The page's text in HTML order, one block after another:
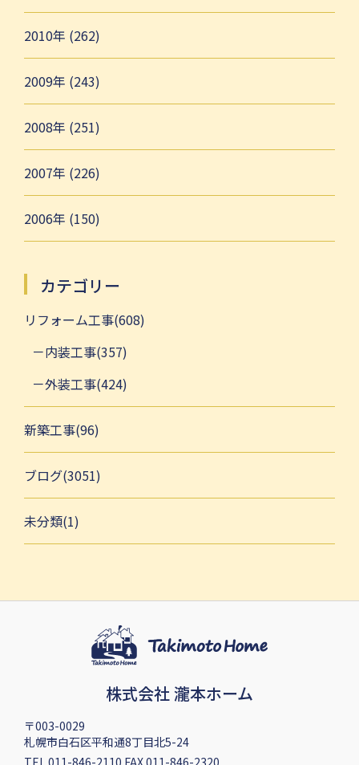
2010年 (262)
2009年 (243)
2008年 (251)
2007年 (226)
2006年 (150)
カテゴリー
リフォーム工事(608)
内装工事(357)
外装工事(424)
新築工事(96)
ブログ(3051)
未分類(1)
株式会社 瀧本ホーム
〒003-0029
札幌市白石区平和通8丁目北5-24